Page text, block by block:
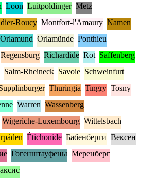
Loon Luitpoldinger Metz
Roucy Montfort-l'Amaury Namen
Orlamund Orlamünde Ponthieu
Regensburg Richardide Rot Saffenberg
Salm-Rheineck Savoie Schweinfurt
Thuringia Tingry Tosny
Warren Wassenberg
Wigeriche-Luxembourg Wittelsbach
Étichonide Бабенберги Вексен
Гогенштауфены Меренберг